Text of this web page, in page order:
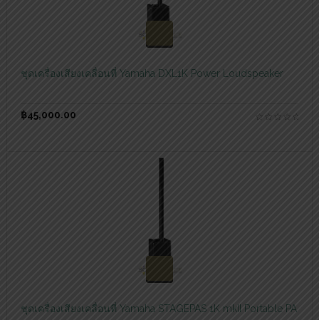
ชุดเครื่องเสียงเคลื่อนที่ Yamaha DXL1K Power Loudspeaker
฿45,000.00
ชุดเครื่องเสียงเคลื่อนที่ Yamaha STAGEPAS 1K mkII Portable PA